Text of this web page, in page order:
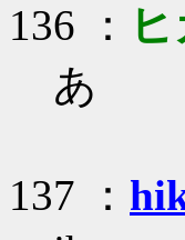
136 ：
あ
137 ：